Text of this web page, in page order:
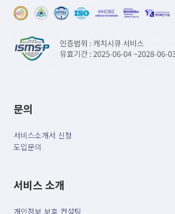
문의
서비스소개서 신청
도입문의
서비스 소개
개인정보 보호 컨설팅